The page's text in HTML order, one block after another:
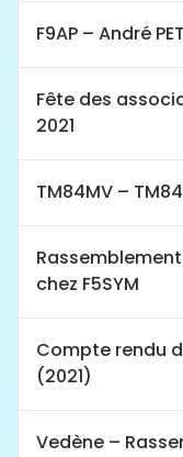
F9AP – André
Fête des
2021
TM84MV –
chez F5SYM
Compte rendu
(2021)
Vedène –